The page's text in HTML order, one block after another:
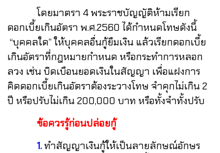
โดยมาตรา 4 พระราชบัญญัติห้ามเรียก
ดอกเบี้ยเกินอัตรา พ.ศ.2560 ได้กำหนดโทษดังนี้
“บุคคลใด” ให้บุคคลอื่นกู้ยืมเงิน แล้วเรียกดอกเบี้ย
เกินอัตราที่กฎหมายกำหนด หรือกระทำการหลอก
ลวง เช่น บิดเบือนยอดเงินในสัญญา เพื่อแฝงการ
คิดดอกเบี้ยเกินอัตราต้องระวางโทษ จำคุกไม่เกิน 2
ปี หรือปรับไม่เกิน 200,000 บาท หรือทั้งจำทั้งปรับ
ข้อควรรู้ก่อนปล่อยกู้
1.ทำสัญญาเงินกู้ให้เป็นลายลักษณ์อักษร